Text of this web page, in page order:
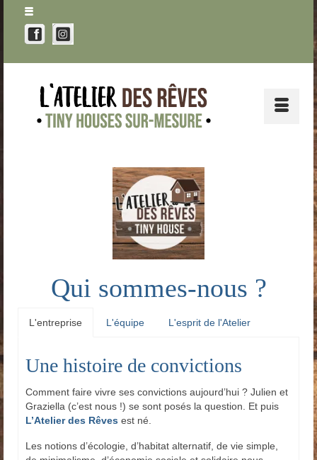
Qui sommes-nous ?
L'entreprise L'équipe L'esprit de l'Atelier
Une histoire de convictions
Comment faire vivre ses convictions aujourd’hui ? Julien et
Graziella (c’est nous !) se sont posés la question. Et puis
L’Atelier des Rêves est né.
Les notions d’écologie, d’habitat alternatif, de vie simple,